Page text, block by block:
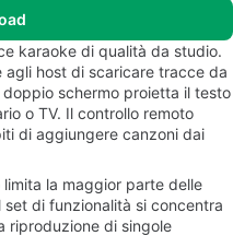
karaoke di qualità da studio.
agli host di scaricare tracce da
schermo proietta il testo
o TV. Il controllo remoto
di aggiungere canzoni dai
la maggior parte delle
di funzionalità si concentra
riproduzione di singole